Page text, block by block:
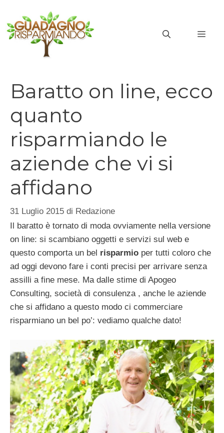
contenuto
Baratto on line, ecco
quanto
risparmiando le
aziende che vi si
affidano
31 Luglio 2015 di Redazione
Il baratto è tornato di moda ovviamente nella versione
on line: si scambiano oggetti e servizi sul web e
questo comporta un bel risparmio per tutti coloro che
ad oggi devono fare i conti precisi per arrivare senza
assilli a fine mese. Ma dalle stime di Apogeo
Consulting, società di consulenza , anche le aziende
che si affidano a questo modo ci commerciare
risparmiano un bel po’: vediamo qualche dato!